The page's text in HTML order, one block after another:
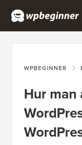
WPBEGINNER
Hur man